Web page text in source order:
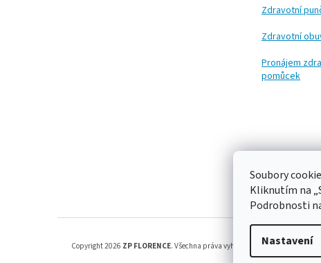
Soubory
Kliknutím na
Podrobnosti
Nastavení
Zdravotní
Zdravotní
Pronájem
pomůcek
Copyright 2026 ZP FLORENCE. Všechna práva vyhrazena.